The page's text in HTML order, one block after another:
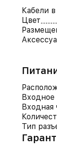
Кабели
Цвет
Входное
Входная
Тип